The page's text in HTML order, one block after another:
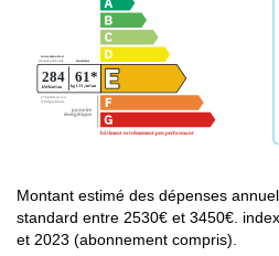
Montant estimé des dépenses
standard entre 2530€ et 3450€.
et 2023 (abonnement compris).